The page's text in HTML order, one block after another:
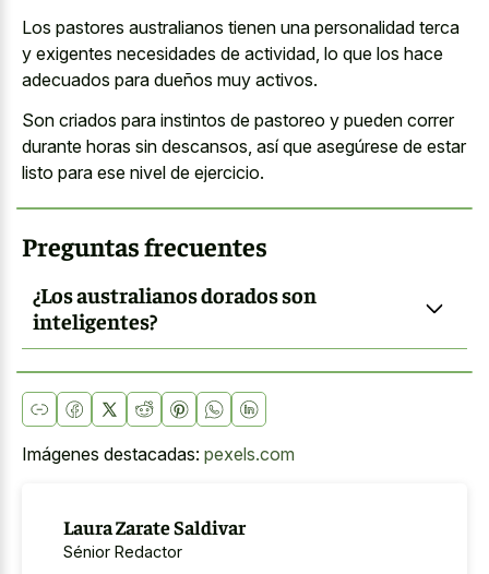
Los pastores australianos tienen una personalidad terca
y exigentes necesidades de actividad, lo que los hace
adecuados para dueños muy activos.
Son criados para instintos de pastoreo y pueden correr
durante horas sin descansos, así que asegúrese de estar
listo para ese nivel de ejercicio.
Preguntas frecuentes
¿Los australianos dorados son
inteligentes?
Imágenes destacadas: pexels.com
Laura Zarate Saldivar
Sénior Redactor